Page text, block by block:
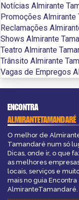
Notícias Almirante
Promoções Almirante
Reclamações
Shows Almirante
Teatro Almirante
Trânsito Almirante
Vagas de Empregos
ENCONTRA
ALMIRANTETAMANDARÉ
O melhor de
Tamandaré num só
Dicas, onde ir, o que
as melhores
locais, serviços e
mais no guia Encontra
AlmiranteTamandaré.